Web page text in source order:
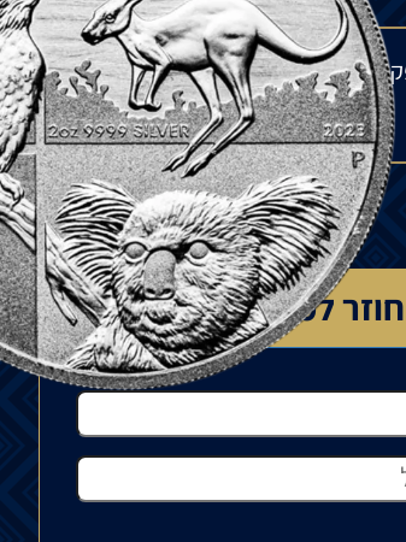
ולתנודות בשוק העולמי. הפער
למלאי